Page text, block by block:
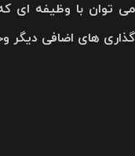
می توان با وظیفه ای
گذاری های اضافی دیگر